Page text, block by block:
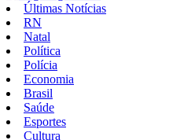
Últimas Notícias
RN
Natal
Política
Polícia
Economia
Brasil
Saúde
Esportes
Cultura